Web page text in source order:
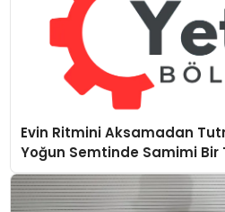
Evin Ritmini Aksamadan
Yoğun Semtinde Samimi Bir